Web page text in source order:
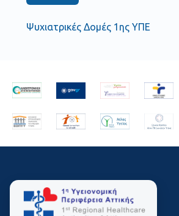
Ψυχιατρικές Δομές 1ης ΥΠΕ